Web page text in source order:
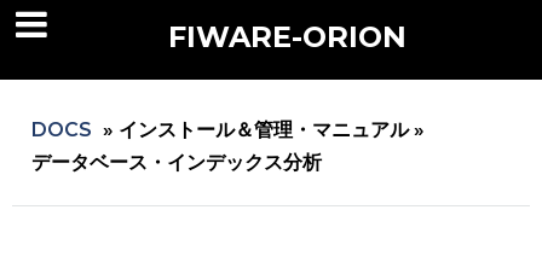
FIWARE-ORION
DOCS » インストール＆管理・マニュアル »
データベース・インデックス分析